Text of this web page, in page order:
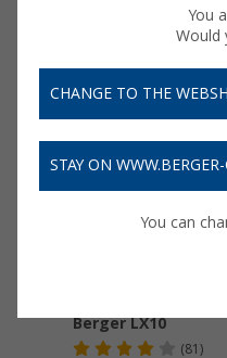
Berger LX10
(81)
You
Would
CHANGE TO THE
STAY ON
You can